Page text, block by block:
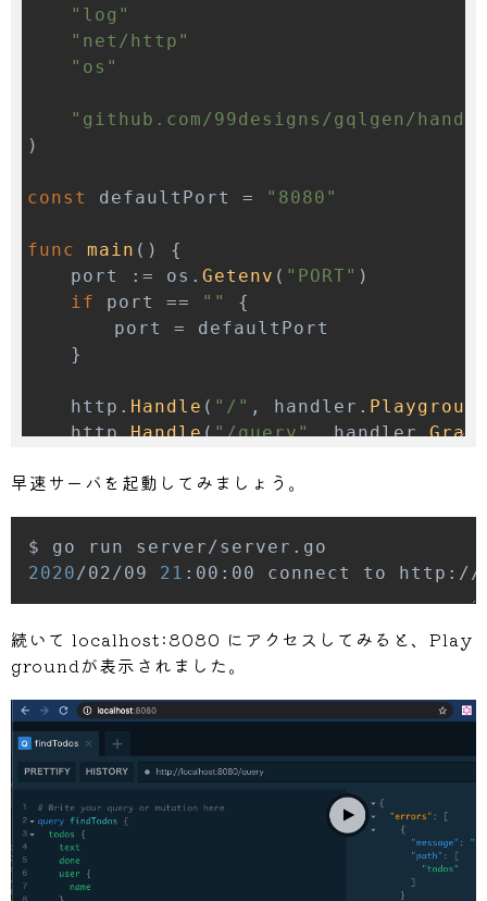
"log"
"net/http"
"os"
"github.com/99designs/gqlgen/
)
const defaultPort = "8080"
func main ( )
{
	port
:= os . Getenv ( "PORT" )
if
port == ""
{
		port
=
}
	http
. Handle ( "/" , handler .
	http
.Handle("/query", handler.
	log
. Printf("connect to http://
}
早速サーバを起動してみましょう。
2020 /02/09 21 :00:00 connect to
続いて localhost:8080 にアクセスしてみると、Play
groundが表示されました。